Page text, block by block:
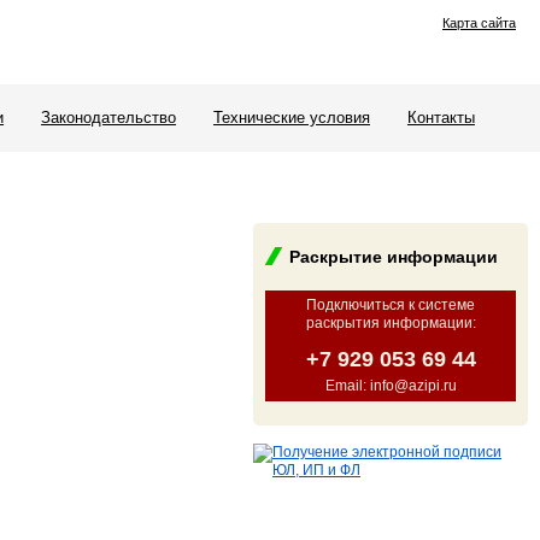
Карта сайта
Законодательство Технические условия
Контакты
Раскрытие информации
Подключиться к системе
раскрытия информации:
+7 929 053 69 44
Email: info@azipi.ru